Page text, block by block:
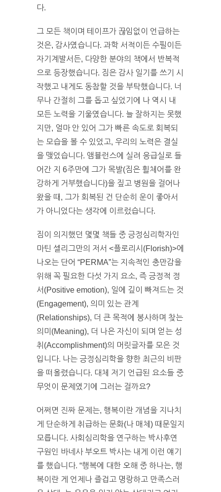
다.
그 모든 책이며 테이프가 끊임없이 언급하는
것은, 감사였습니다. 과학 서적이든 수필이든
자기계발서든, 다양한 분야의 책에서 반복적
으로 등장했습니다. 짐은 감사 일기를 쓰기 시
작했고 내게도 동참할 것을 부탁했습니다. 너
무나 간절히 그를 돕고 싶었기에 나 역시 내
모든 노력을 기울였습니다. 늘 잘하지는 못했
지만, 얼마 안 있어 그가 빠른 속도로 회복되
는 모습을 볼 수 있었고, 우리의 노력은 결실
을 맺었습니다. 앰뷸런스에 실려 응급실로 들
어간 지 6주만에 그가 목발(짐은 휠체어를 완
강하게 거부했습니다)을 짚고 병원을 걸어나
왔을 때, 그가 회복된 건 단순히 운이 좋아서
가 아니었다는 생각에 이르렀습니다.
짐이 의지했던 몇몇 책들 중 긍정심리학자인
마틴 셀리그만의 저서 <플로리시(Florish)>에
나오는 단어 “PERMA”는 지속적인 충만감을
위해 꼭 필요한 다섯 가지 요소, 즉 긍정적 정
서(Positive emotion), 일에 깊이 빠져드는 것
(Engagement), 의미 있는 관계
(Relationships), 더 큰 목적에 봉사하며 찾는
의미(Meaning), 더 나은 자신이 되며 얻는 성
취(Accomplishment)의 머릿글자를 모은 것
입니다. 나는 긍정심리학을 향한 최근의 비판
을 떠올렸습니다. 대체 저기 언급된 요소들 중
무엇이 문제였기에 그러는 걸까요?
어쩌면 진짜 문제는, 행복이란 개념을 지나치
게 단순하게 취급하는 문화(나 매체) 때문일지
모릅니다. 사회심리학을 연구하는 박사후연
구원인 바네사 부오트 박사는 내게 이런 얘기
를 했습니다. “행복에 대한 오해 중 하나는, 행
복이란 게 언제나 즐겁고 명랑하고 만족스러